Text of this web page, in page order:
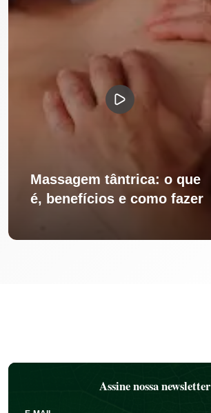
Massagem tântrica: o que
é, benefícios e como fazer
Assine nossa newsletter